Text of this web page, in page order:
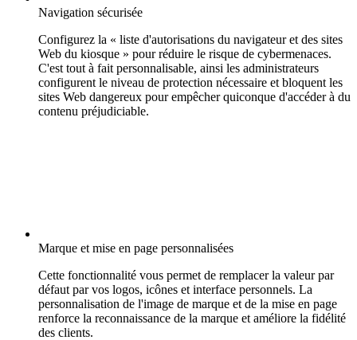
Navigation sécurisée
Configurez la « liste d'autorisations du navigateur et des sites
Web du kiosque » pour réduire le risque de cybermenaces.
C'est tout à fait personnalisable, ainsi les administrateurs
configurent le niveau de protection nécessaire et bloquent les
sites Web dangereux pour empêcher quiconque d'accéder à du
contenu préjudiciable.
Marque et mise en page personnalisées
Cette fonctionnalité vous permet de remplacer la valeur par
défaut par vos logos, icônes et interface personnels. La
personnalisation de l'image de marque et de la mise en page
renforce la reconnaissance de la marque et améliore la fidélité
des clients.